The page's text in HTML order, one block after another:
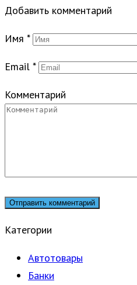
Добавить комментарий
Имя *
Email *
Комментарий
Категории
Автотовары
Банки